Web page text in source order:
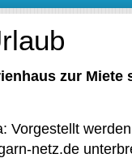
zur Miete
Vorgestellt
netz.de